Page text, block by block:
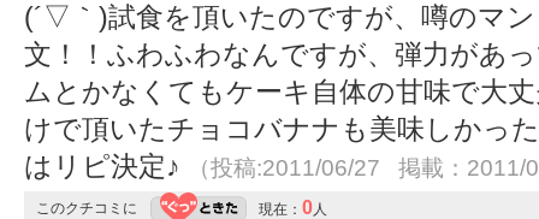
(´▽｀)試食を頂いたのですが、噂のマ
文！！ふわふわなんですが、弾力があ
ムとかなくてもケーキ自体の甘味で大
けで頂いたチョコバナナも美味しかっ
はリピ決定♪
（投稿:2011/06/27 掲載：2011/
このクチコミに 現在： 0人